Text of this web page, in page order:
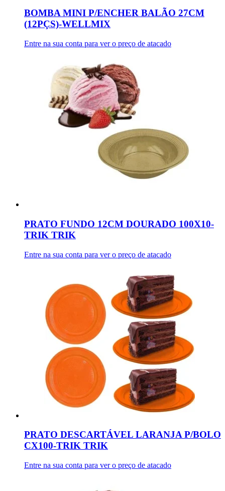
BOMBA MINI P/ENCHER BALÃO 27CM
(12PÇS)-WELLMIX
Entre na sua conta para ver o preço de atacado
PRATO FUNDO 12CM DOURADO 100X10-
TRIK TRIK
Entre na sua conta para ver o preço de atacado
PRATO DESCARTÁVEL LARANJA P/BOLO
CX100-TRIK TRIK
Entre na sua conta para ver o preço de atacado